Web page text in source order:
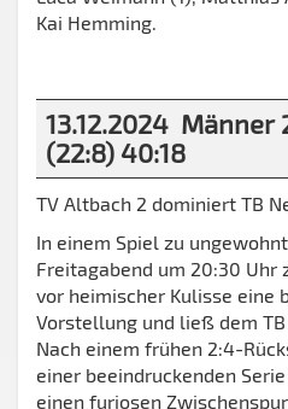
Kai Hemming.
13.12.2024 Männer
(22:8) 40:18
TV Altbach 2 dominiert TB
In einem Spiel zu
Freitagabend um 20:30 Uhr
vor heimischer Kulisse eine
Vorstellung und ließ dem
Nach einem frühen 2:4-
einer beeindruckenden
einen furiosen